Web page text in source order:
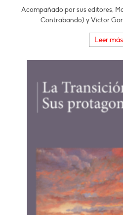
Acompañado por sus editores,
Contrabando) y Víctor
Leer